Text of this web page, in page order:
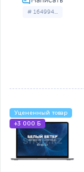
# 164994...
Уцененный товар
+3 000 Б